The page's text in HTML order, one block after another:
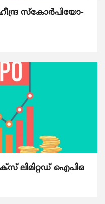
സ്കോർപിയോ-
ലിമിറ്റഡ് ഐപിഒ